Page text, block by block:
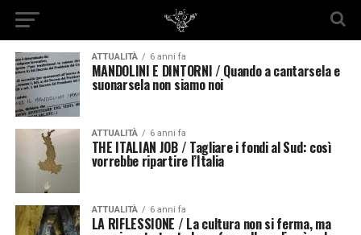
ATTUALITÀ 6 anni fa
MANDOLINI E DINTORNI / Quando a cantarsela e
suonarsela non siamo noi
ATTUALITÀ 6 anni fa
THE ITALIAN JOB / Tagliare i fondi al Sud: così
vorrebbe ripartire l’Italia
ATTUALITÀ 6 anni fa
LA RIFLESSIONE / La cultura non si ferma, ma